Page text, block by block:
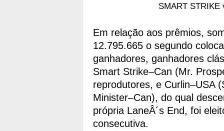
SMART
Em relação aos prêmios,
12.795.665 o segundo
ganhadores, ganhadores
Smart Strike–Can (Mr.
reprodutores, e Curlin–USA
Minister–Can), do qual
própria LaneÂ´s End, foi
consecutiva.